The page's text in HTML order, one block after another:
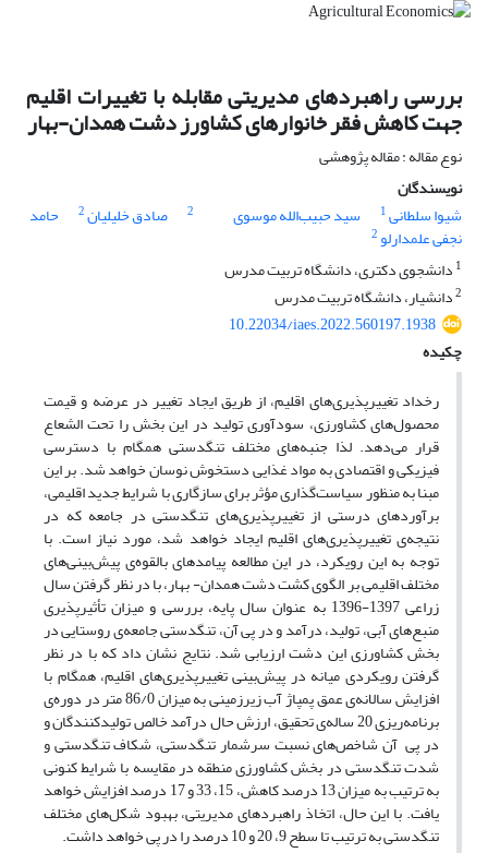
بررسی راهبردهای مدیریتی مقابله با تغییرات اقلیم
جهت کاهش فقر خانوارهای کشاورز دشت همدان-بهار
نوع مقاله : مقاله پژوهشی
نویسندگان
شیوا سلطانی1 سید حبیب‌الله موسوی 2 صادق خلیلیان2 حامد
نجفی علمدارلو2
1 دانشجوی دکتری، دانشگاه تربیت مدرس
2دانشیار، دانشگاه تربیت مدرس
10.22034/iaes.2022.560197.1938
چکیده
رخداد تغییرپذیری‌های اقلیم، از طریق ایجاد تغییر در عرضه و قیمت
محصول‌های کشاورزی، سودآوری تولید در این بخش را تحت الشعاع
قرار می‌دهد. لذا جنبه‌های مختلف تنگدستی همگام با دسترسی
فیزیکی و اقتصادی به مواد غذایی دستخوش نوسان خواهد شد. بر این
مبنا به منظور سیاست‌گذاری مؤثر برای سازگاری با شرایط جدید اقلیمی،
برآوردهای درستی از تغییرپذیری‌های تنگدستی در جامعه که در
نتیجه‌ی تغییرپذیری‌های اقلیم ایجاد خواهد شد، مورد نیاز است. با
توجه به این رویکرد، در این مطالعه پیامدهای بالقوه‌ی پیش‌بینی‌های
مختلف اقلیمی بر الگوی کشت دشت همدان- ‌بهار، با در نظر گرفتن سال
زراعی 1397-1396 به عنوان سال پایه، بررسی و میزان تأثیرپذیری
منبع‌های آبی، تولید، درآمد و در پی آن، تنگدستی جامعه‌ی روستایی در
بخش کشاورزی این دشت ارزیابی شد. نتایج نشان داد که با در نظر
گرفتن رویکردی میانه در پیش‌بینی تغییرپذیری‌های اقلیم، همگام با
افزایش سالانه‌ی عمق پمپاژ آب زیرزمینی به میزان 86/0 متر در دوره‌ی
برنامه‌ریزی 20 ساله‌ی تحقیق، ارزش حال درآمد خالص تولیدکنندگان و
در پی آن شاخص‌های نسبت سرشمار تنگدستی، شکاف تنگدستی و
شدت تنگدستی در بخش کشاورزی منطقه در مقایسه با شرایط کنونی
به ترتیب به میزان 13 درصد کاهش، 15، 33 و 17 درصد افزایش خواهد
یافت. با این حال، اتخاذ راهبردهای مدیریتی، بهبود شکل‌های مختلف
تنگدستی به ترتیب تا سطح 9، 20 و 10 درصد را در پی خواهد داشت.